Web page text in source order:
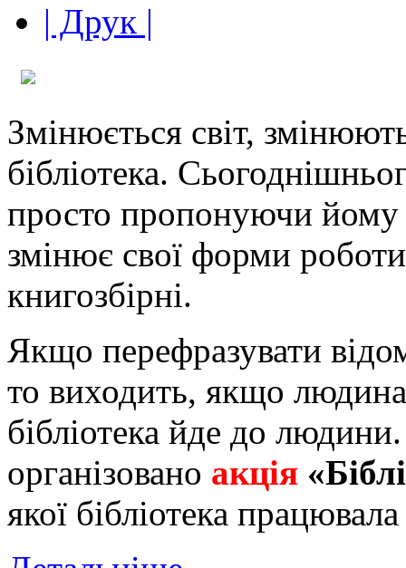
| Друк |
Змінюється світ,
бібліотека.
просто пропонуючи йому
змінює свої форми
книгозбірні.
Якщо перефразувати
то виходить, якщо
бібліотека йде до
організовано акція
якої бібліотека